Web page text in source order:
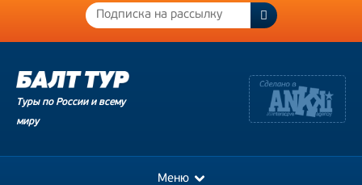
Туры по России и всему
миру
Меню